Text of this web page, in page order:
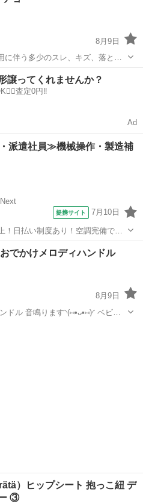
8月9日
は現地でご確認ください ・お値引
す ※中古品のため、状態について
ポンチョ
譲ってくれませんか？
査定0円‼️
Ad
派遣社員≫機械操作・製造補
提携サイト 7月10日
！日払い制度あり！空調完備で快
中！作業着無償貸与★マイカー通
のお仕事 ◇卵
の他
でかけメロディハンドル
8月9日
ベビー
）ヒップシート 抱っこ紐 デ
③